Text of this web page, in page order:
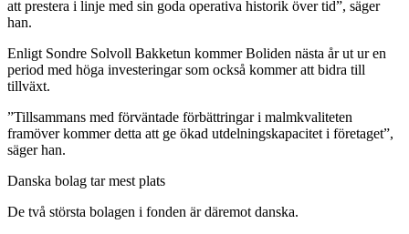
att prestera i linje med sin goda operativa historik över tid”, säger
han.
Enligt Sondre Solvoll Bakketun kommer Boliden nästa år ut ur en
period med höga investeringar som också kommer att bidra till
tillväxt.
”Tillsammans med förväntade förbättringar i malmkvaliteten
framöver kommer detta att ge ökad utdelningskapacitet i företaget”,
säger han.
Danska bolag tar mest plats
De två största bolagen i fonden är däremot danska.